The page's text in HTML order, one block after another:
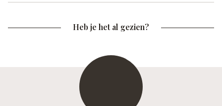
Heb je het al gezien?